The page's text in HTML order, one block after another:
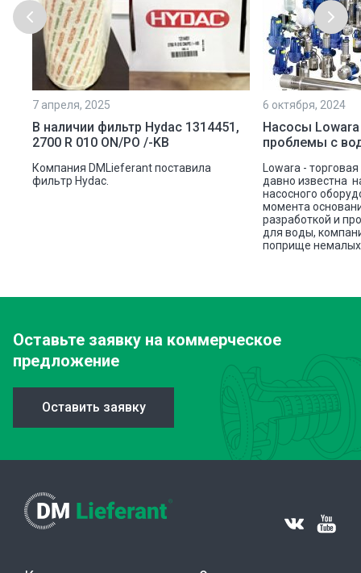
7 апреля, 2025
В наличии фильтр Hydac 1314451,
2700 R 010 ON/PO /-KB
Компания DMLieferant поставила
фильтр Hydac.
6 октября, 2024
Насосы
проблемы с
Lowara -
давно известна
насосного
момента
разработкой и
для воды,
поприще немалых
Оставьте заявку на коммерческое
предложение
Оставить заявку